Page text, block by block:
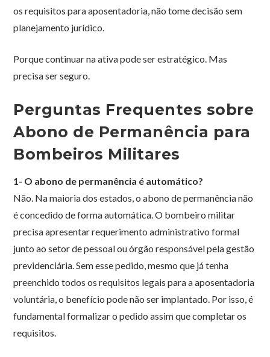
os requisitos para aposentadoria, não tome decisão sem
planejamento jurídico.
Porque continuar na ativa pode ser estratégico. Mas
precisa ser seguro.
Perguntas Frequentes sobre
Abono de Permanência para
Bombeiros Militares
1- O abono de permanência é automático?
Não. Na maioria dos estados, o abono de permanência não
é concedido de forma automática. O bombeiro militar
precisa apresentar requerimento administrativo formal
junto ao setor de pessoal ou órgão responsável pela gestão
previdenciária. Sem esse pedido, mesmo que já tenha
preenchido todos os requisitos legais para a aposentadoria
voluntária, o benefício pode não ser implantado. Por isso, é
fundamental formalizar o pedido assim que completar os
requisitos.